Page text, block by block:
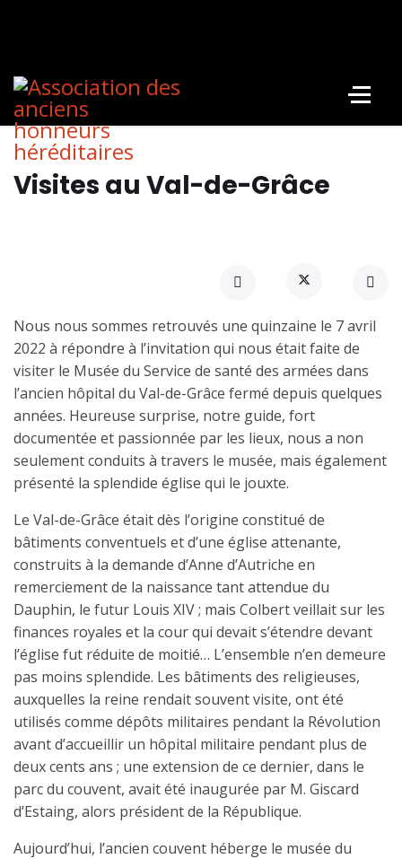
Visites au Val-de-Grâce
Nous nous sommes retrouvés une quinzaine le 7 avril
2022 à répondre à l’invitation qui nous était faite de
visiter le Musée du Service de santé des armées dans
l’ancien hôpital du Val-de-Grâce fermé depuis quelques
années. Heureuse surprise, notre guide, fort
documentée et passionnée par les lieux, nous a non
seulement conduits à travers le musée, mais également
présenté la splendide église qui le jouxte.
Le Val-de-Grâce était dès l’origine constitué de
bâtiments conventuels et d’une église attenante,
construits à la demande d’Anne d’Autriche en
remerciement de la naissance tant attendue du
Dauphin, le futur Louis XIV ; mais Colbert veillait sur les
finances royales et la cour qui devait s’étendre devant
l’église fut réduite de moitié… L’ensemble n’en demeure
pas moins splendide. Les bâtiments des religieuses,
auxquelles la reine rendait souvent visite, ont été
utilisés comme dépôts militaires pendant la Révolution
avant d’accueillir un hôpital militaire pendant plus de
deux cents ans ; une extension de ce dernier, dans le
parc du couvent, avait été inaugurée par M. Giscard
d’Estaing, alors président de la République.
Aujourd’hui, l’ancien couvent héberge le musée du